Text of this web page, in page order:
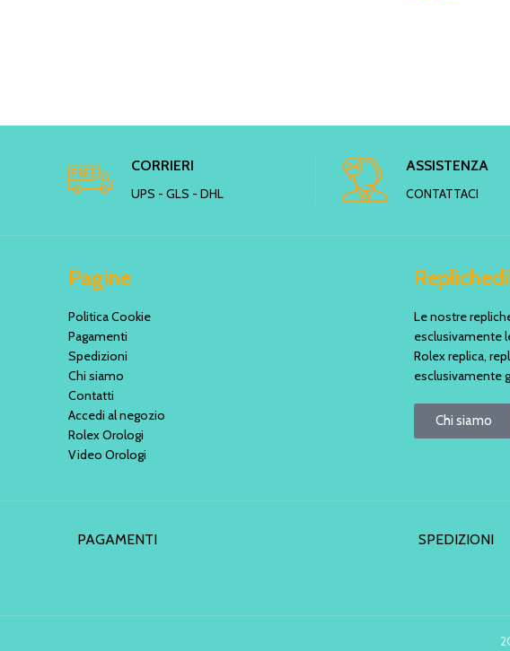
CORRIERI
UPS - GLS - DHL
ASSISTENZA
CONTATTACI
Pagine
Politica Cookie
Pagamenti
Spedizioni
Chi siamo
Contatti
Accedi al negozio
Rolex Orologi
Video Orologi
Le nostre
esclusivamente
Rolex replica,
esclusivamente
Chi siamo
PAGAMENTI SPEDIZIONI